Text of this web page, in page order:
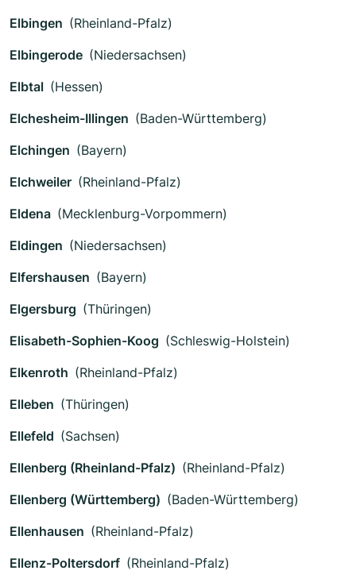
Elbingen (Rheinland-Pfalz)
Elbingerode (Niedersachsen)
Elbtal (Hessen)
Elchesheim-Illingen (Baden-Württemberg)
Elchingen (Bayern)
Elchweiler (Rheinland-Pfalz)
Eldena (Mecklenburg-Vorpommern)
Eldingen (Niedersachsen)
Elfershausen (Bayern)
Elgersburg (Thüringen)
Elisabeth-Sophien-Koog (Schleswig-Holstein)
Elkenroth (Rheinland-Pfalz)
Elleben (Thüringen)
Ellefeld (Sachsen)
Ellenberg (Rheinland-Pfalz) (Rheinland-Pfalz)
Ellenberg (Württemberg) (Baden-Württemberg)
Ellenhausen (Rheinland-Pfalz)
Ellenz-Poltersdorf (Rheinland-Pfalz)